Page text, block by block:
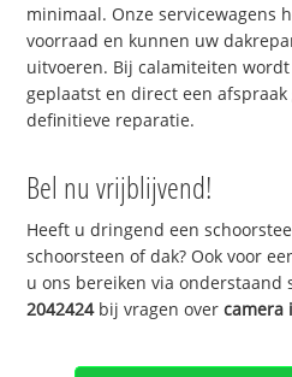
minimaal. Onze servicewagens
voorraad en kunnen uw
uitvoeren. Bij calamiteiten
geplaatst en direct een afspraak
definitieve reparatie.
Bel nu vrijblijvend!
Heeft u dringend een
schoorsteen of dak? Ook voor
u ons bereiken via
2042424bij vragen overcamera